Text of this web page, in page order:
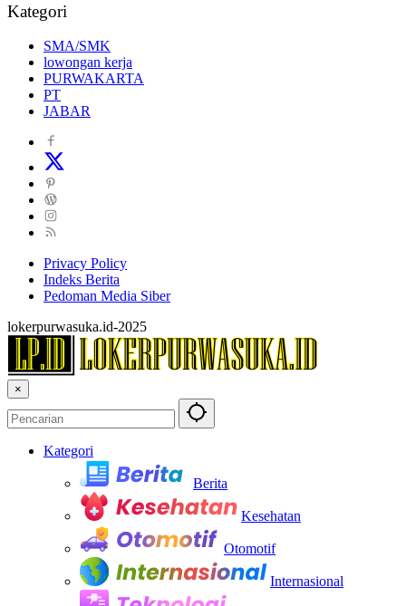
Kategori
SMA/SMK
lowongan kerja
PURWAKARTA
PT
JABAR
Privacy Policy
Indeks Berita
Pedoman Media Siber
lokerpurwasuka.id-2025
×
Kategori
Berita
Kesehatan
Otomotif
Internasional